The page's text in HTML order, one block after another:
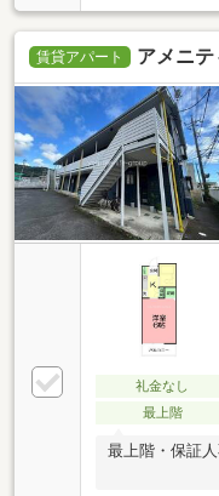
賃貸アパート アメニ
礼金なし
最上階
最上階・保証